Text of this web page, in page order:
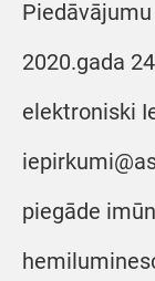
2020.gada
elektroniski
piegāde